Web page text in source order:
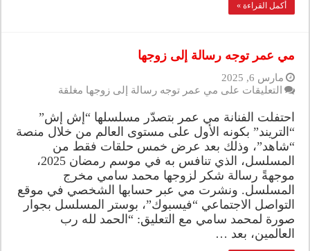
أكمل القراءة »
مي عمر توجه رسالة إلى زوجها
مارس 6, 2025
التعليقات على مي عمر توجه رسالة إلى زوجها مغلقة
احتفلت الفنانة مي عمر بتصدّر مسلسلها “إش إش”
“التريند” بكونه الأول على مستوى العالم من خلال منصة
“شاهد”، وذلك بعد عرض خمس حلقات فقط من
المسلسل، الذي تنافس به في موسم رمضان 2025،
موجهةً رسالة شكر لزوجها محمد سامي مخرج
المسلسل. ونشرت مي عبر حسابها الشخصي في موقع
التواصل الاجتماعي “فيسبوك”، بوستر المسلسل بجوار
صورة لمحمد سامي مع التعليق: “الحمد لله رب
العالمين، بعد …